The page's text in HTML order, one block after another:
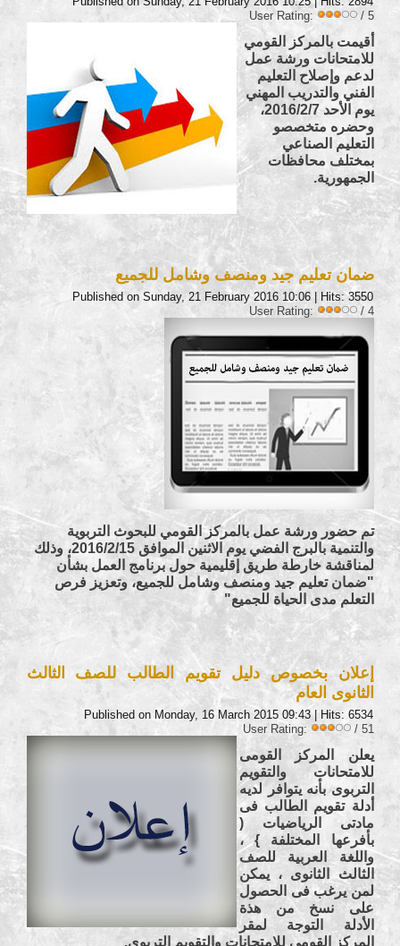
User Rating:
/ 5
أقيمت بالمركز القومي
للامتحانات ورشة عمل
لدعم وإصلاح التعليم
الفني والتدريب المهني
يوم الأحد 2016/2/7،
وحضره متخصصو
التعليم الصناعي
بمختلف محافظات
الجمهورية.
ضمان تعليم جيد ومنصف وشامل للجميع
Published on Sunday, 21 February 2016 10:06| Hits: 3550
User Rating:
/ 4
تم حضور ورشة عمل بالمركز القومي للبحوث التربوية
والتنمية بالبرج الفضي يوم الاثنين الموافق 2016/2/15، وذلك
لمناقشة خارطة طريق إقليمية حول برنامج العمل بشأن
"ضمان تعليم جيد ومنصف وشامل للجميع، وتعزيز فرص
التعلم مدى الحياة للجميع"
إعلان بخصوص دليل تقويم الطالب للصف الثالث
الثانوى العام
Published on Monday, 16 March 2015 09:43| Hits: 6534
User Rating:
/ 51
يعلن المركز القومى
للامتحانات والتقويم
التربوى بأنه يتوافر لديه
أدلة تقويم الطالب فى
مادتى الرياضيات (
بأفرعها المختلفة } ،
واللغة العربية للصف
الثالث الثانوى ، يمكن
لمن يرغب فى الحصول
على نسخ من هذة
الأدلة التوجة لمقر
المركز القومى للامتحانات والتقويم التربوى.